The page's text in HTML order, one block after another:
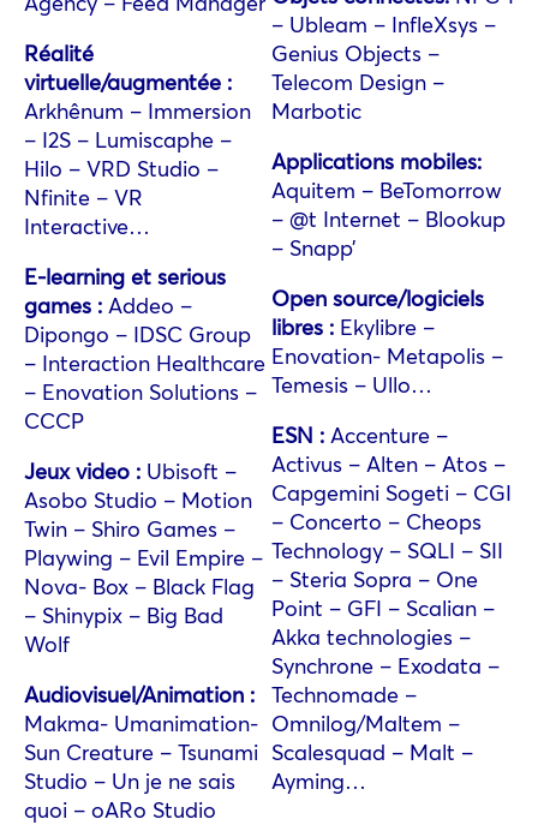
Réalité
virtuelle/augmentée :
Arkhênum – Immersion
– I2S – Lumiscaphe –
Hilo – VRD Studio –
Nfinite – VR
Interactive…
E-learning et serious
games : Addeo –
Dipongo – IDSC Group
– Interaction Healthcare
– Enovation Solutions –
CCCP
Jeux video : Ubisoft –
Asobo Studio – Motion
Twin – Shiro Games –
Playwing – Evil Empire –
Nova- Box – Black Flag
– Shinypix – Big Bad
Wolf
Audiovisuel/Animation :
Makma- Umanimation-
Sun Creature – Tsunami
Studio – Un je ne sais
quoi – oARo Studio
– Ubleam – InfleXsys –
Genius Objects –
Telecom Design –
Marbotic
Applications mobiles:
Aquitem – BeTomorrow
– @t Internet – Blookup
– Snapp’
Open source/logiciels
libres : Ekylibre –
Enovation- Metapolis –
Temesis – Ullo…
ESN : Accenture –
Activus – Alten – Atos –
Capgemini Sogeti – CGI
– Concerto – Cheops
Technology – SQLI – SII
– Steria Sopra – One
Point – GFI – Scalian –
Akka technologies –
Synchrone – Exodata –
Technomade –
Omnilog/Maltem –
Scalesquad – Malt –
Ayming…